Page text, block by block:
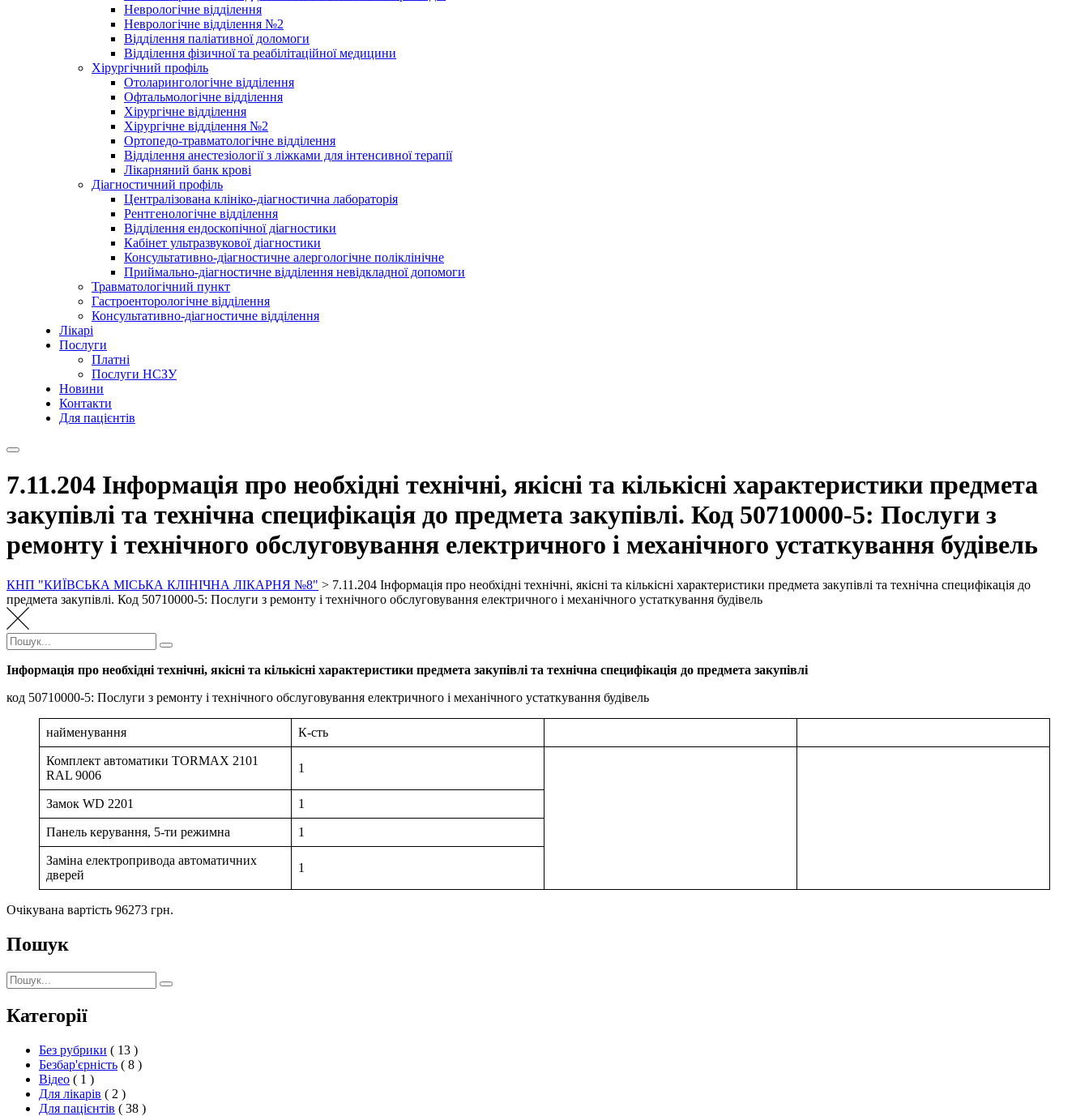
Неврологічне відділення
Неврологічне відділення №2
Відділення паліативної доломоги
Відділення фізичної та реабілітаційної медицини
Хірургічний профіль
Отоларингологічне відділення
Офтальмологічне відділення
Хірургічне відділення
Хірургічне відділення №2
Ортопедо-травматологічне відділення
Відділення анестезіології з ліжками для інтенсивної терапії
Лікарняний банк крові
Діагностичний профіль
Централізована клініко-діагностична лабораторія
Рентгенологічне відділення
Відділення ендоскопічної діагностики
Кабінет ультразвукової діагностики
Консультативно-діагностичне алергологічне поліклінічне
Приймально-діагностичне відділення невідкладної допомоги
Травматологічний пункт
Гастроенторологічне відділення
Консультативно-діагностичне відділення
Лікарі
Послуги
Платні
Послуги НСЗУ
Новини
Контакти
Для пацієнтів
7.11.204 Інформація про необхідні технічні, якісні та кількісні характеристики предмета
закупівлі та технічна специфікація до предмета закупівлі. Код 50710000-5: Послуги з
ремонту і технічного обслуговування електричного і механічного устаткування будівель
КНП "КИЇВСЬКА МІСЬКА КЛІНІЧНА ЛІКАРНЯ №8" > 7.11.204 Інформація про необхідні технічні, якісні та кількісні характеристики предмета закупівлі та технічна специфікація до
предмета закупівлі. Код 50710000-5: Послуги з ремонту і технічного обслуговування електричного і механічного устаткування будівель
Пошук:
Пошук
Інформація про необхідні технічні, якісні та кількісні характеристики предмета закупівлі та технічна специфікація до предмета закупівлі
код 50710000-5: Послуги з ремонту і технічного обслуговування електричного і механічного устаткування будівель
найменування К-сть
Комплект автоматики TORMAX 2101
RAL 9006
1
Замок WD 2201 1
Панель керування, 5-ти режимна 1
Заміна електропривода автоматичних
дверей
1
Очікувана вартість 96273 грн.
Пошук
Пошук:
Пошук
Категорії
Без рубрики ( 13 )
Безбар'єрність ( 8 )
Відео ( 1 )
Для лікарів ( 2 )
Для пацієнтів ( 38 )